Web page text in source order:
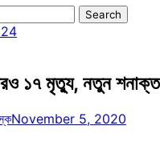
১৭ মৃত্যু, নতুন
November 5, 2020